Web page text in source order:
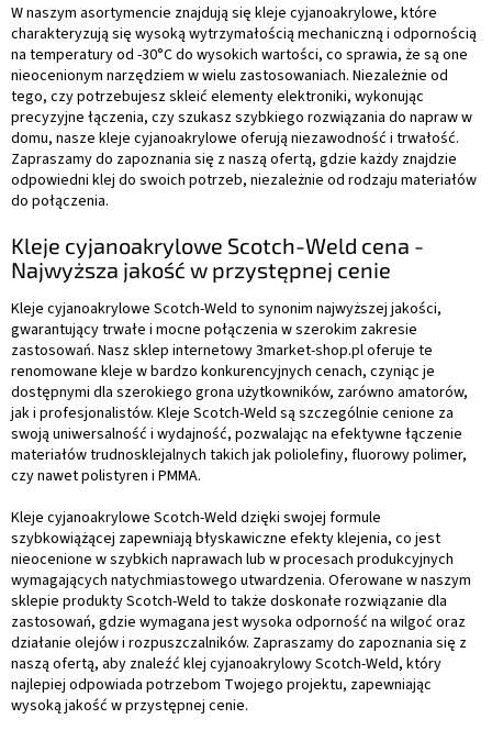
W naszym asortymencie znajdują się kleje cyjanoakrylowe, które
charakteryzują się wysoką wytrzymałością mechaniczną i odpornością
na temperatury od -30°C do wysokich wartości, co sprawia, że są one
nieocenionym narzędziem w wielu zastosowaniach. Niezależnie od
tego, czy potrzebujesz skleić elementy elektroniki, wykonując
precyzyjne łączenia, czy szukasz szybkiego rozwiązania do napraw w
domu, nasze kleje cyjanoakrylowe oferują niezawodność i trwałość.
Zapraszamy do zapoznania się z naszą ofertą, gdzie każdy znajdzie
odpowiedni klej do swoich potrzeb, niezależnie od rodzaju materiałów
do połączenia.
Kleje cyjanoakrylowe Scotch-Weld cena -
Najwyższa jakość w przystępnej cenie
Kleje cyjanoakrylowe Scotch-Weld to synonim najwyższej jakości,
gwarantujący trwałe i mocne połączenia w szerokim zakresie
zastosowań. Nasz sklep internetowy 3market-shop.pl oferuje te
renomowane kleje w bardzo konkurencyjnych cenach, czyniąc je
dostępnymi dla szerokiego grona użytkowników, zarówno amatorów,
jak i profesjonalistów. Kleje Scotch-Weld są szczególnie cenione za
swoją uniwersalność i wydajność, pozwalając na efektywne łączenie
materiałów trudnosklejalnych takich jak poliolefiny, fluorowy polimer,
czy nawet polistyren i PMMA.
Kleje cyjanoakrylowe Scotch-Weld dzięki swojej formule
szybkowiążącej zapewniają błyskawiczne efekty klejenia, co jest
nieocenione w szybkich naprawach lub w procesach produkcyjnych
wymagających natychmiastowego utwardzenia. Oferowane w naszym
sklepie produkty Scotch-Weld to także doskonałe rozwiązanie dla
zastosowań, gdzie wymagana jest wysoka odporność na wilgoć oraz
działanie olejów i rozpuszczalników. Zapraszamy do zapoznania się z
naszą ofertą, aby znaleźć klej cyjanoakrylowy Scotch-Weld, który
najlepiej odpowiada potrzebom Twojego projektu, zapewniając
wysoką jakość w przystępnej cenie.